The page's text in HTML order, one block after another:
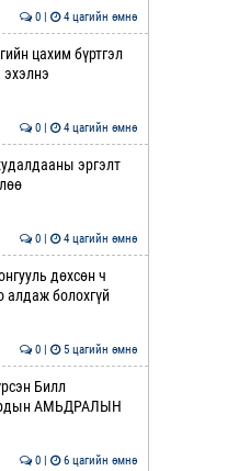
0 | 4 цагийн өмнө
цахим бүртгэл
0 | 4 цагийн өмнө
эргэлт
0 | 4 цагийн өмнө
дөхсөн ч
алдаж болохгүй
0 | 5 цагийн өмнө
Билл
АМЬДРАЛЫН
0 | 6 цагийн өмнө